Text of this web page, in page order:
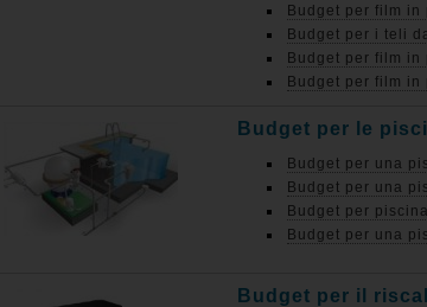
Budget per film in
Budget per i teli
Budget per film in
Budget per film in
Budget per le
Budget per una
Budget per una
Budget per
Budget per una
Budget per il